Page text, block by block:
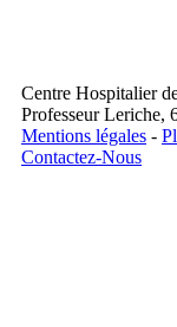
Centre Hospitalier
Professeur Leriche,
Mentions légales -
Contactez-Nous